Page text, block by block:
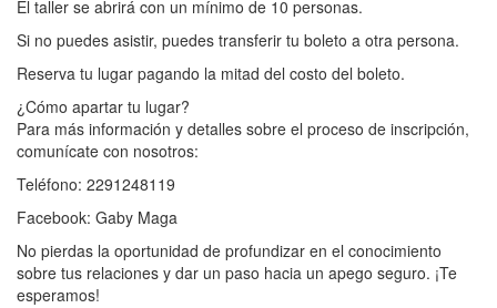
El taller se abrirá con un mínimo de 10 personas.
Si no puedes asistir, puedes transferir tu boleto a otra persona.
Reserva tu lugar pagando la mitad del costo del boleto.
¿Cómo apartar tu lugar?
Para más información y detalles sobre el proceso de inscripción,
comunícate con nosotros:
Teléfono: 2291248119
Facebook: Gaby Maga
No pierdas la oportunidad de profundizar en el conocimiento
sobre tus relaciones y dar un paso hacia un apego seguro. ¡Te
esperamos!